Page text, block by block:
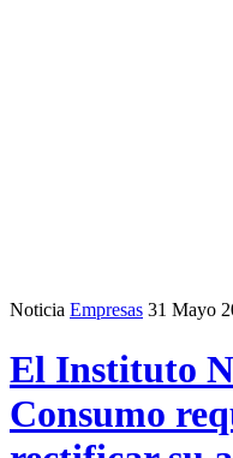
Noticia Empresas 31 Mayo
El Instituto
Consumo